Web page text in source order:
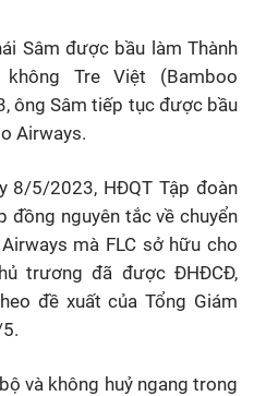
Sâm được bầu làm Thành
Tre Việt (Bamboo
ông Sâm tiếp tục được bầu
Airways.
8/5/2023, HĐQT Tập đoàn
đồng nguyên tắc về chuyển
mà FLC sở hữu cho
trương đã được ĐHĐCĐ,
đề xuất của Tổng Giám
và không huỷ ngang trong